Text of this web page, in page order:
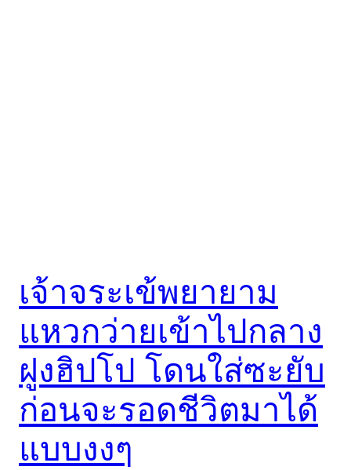
เจ้าจระเข้พยายาม
แหวกว่ายเข้าไปกลาง
ฝูงฮิปโป โดนใส่ซะยับ
ก่อนจะรอดชีวิตมาได้
แบบงงๆ